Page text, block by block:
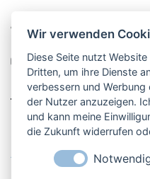
Pucher Straße 10,
08141-12269
shop@englschalk.de
Öffnungszeiten
Anfahrt & Kontakt
Retouren-Portal
Wir verwenden
Diese Seite nutzt
Dritten, um ihre Dienste
verbessern und
der Nutzer anzuzeigen.
und kann meine
die Zukunft widerrufen